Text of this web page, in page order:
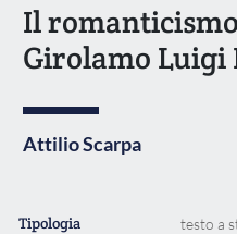
Il
Girolamo
Attilio Scarpa
Tipologia testo a